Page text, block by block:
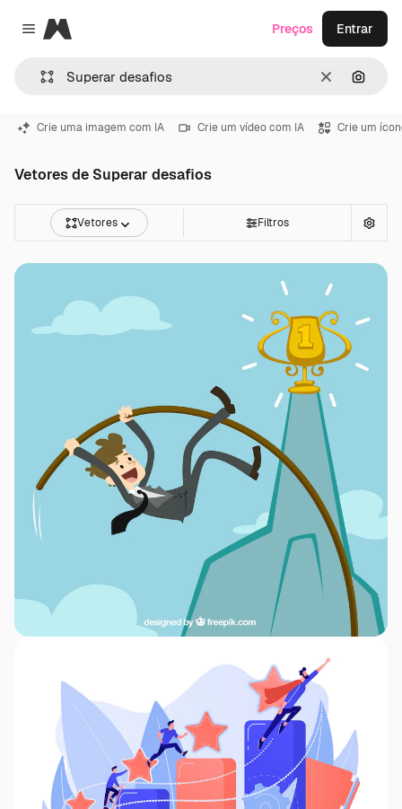
Close menu
Magnific
Limpar
Preços Entrar
Crie uma imagem com IA Crie um vídeo com IA Crie um
Vetores de Superar desafios
Vetores Filtros